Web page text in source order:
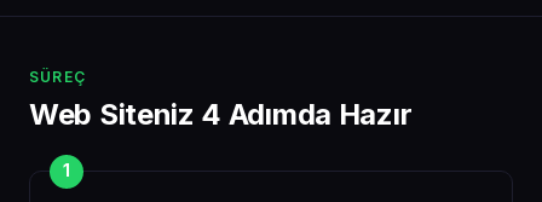
SÜREÇ
Web Siteniz 4 Adımda Hazır